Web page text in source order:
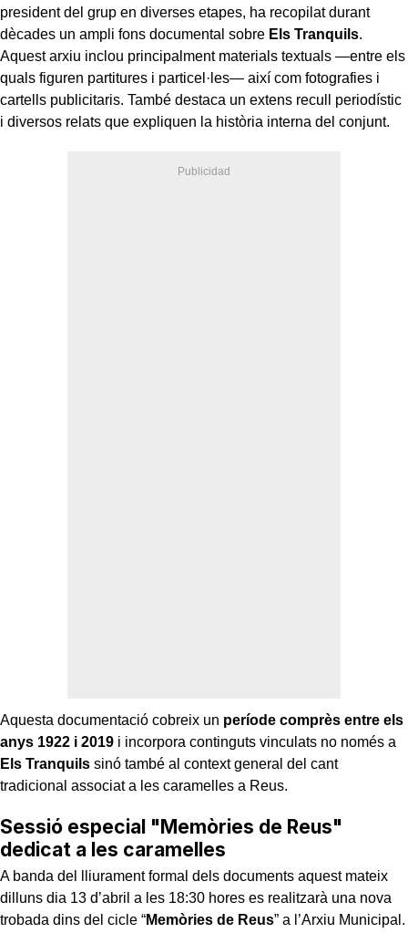
president del grup en diverses etapes, ha recopilat durant
dècades un ampli fons documental sobre Els Tranquils.
Aquest arxiu inclou principalment materials textuals —entre els
quals figuren partitures i particel·les— així com fotografies i
cartells publicitaris. També destaca un extens recull periodístic
i diversos relats que expliquen la història interna del conjunt.
Aquesta documentació cobreix un període comprès entre els
anys 1922 i 2019 i incorpora continguts vinculats no només a
Els Tranquils sinó també al context general del cant
tradicional associat a les caramelles a Reus.
Sessió especial "Memòries de Reus"
dedicat a les caramelles
A banda del lliurament formal dels documents aquest mateix
dilluns dia 13 d’abril a les 18:30 hores es realitzarà una nova
trobada dins del cicle “Memòries de Reus” a l’Arxiu Municipal.